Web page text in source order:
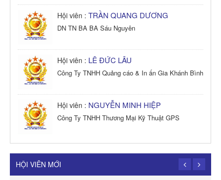
Hội viên : TRẦN QUANG DƯƠNG
DN TN BA BA Sáu Nguyên
Hội viên : LÊ ĐỨC LÂU
Công Ty TNHH Quảng cáo & In ấn Gia Khánh Bình
Hội viên : NGUYỄN MINH HIỆP
Công Ty TNHH Thương Mại Kỹ Thuật GPS
Công Ty TNHH Dịch vụ Cuộc Sống Hạnh Phúc
HỘI VIÊN MỚI